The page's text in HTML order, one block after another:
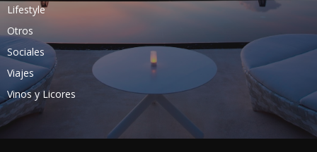
Lifestyle
Otros
Sociales
Viajes
Vinos y Licores